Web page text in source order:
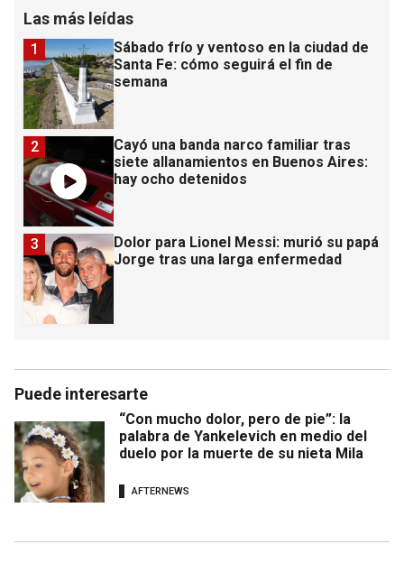
Las más leídas
Sábado frío y ventoso en la ciudad de
Santa Fe: cómo seguirá el fin de
semana
1
Cayó una banda narco familiar tras
siete allanamientos en Buenos Aires:
hay ocho detenidos
2
Dolor para Lionel Messi: murió su papá
Jorge tras una larga enfermedad
3
Puede interesarte
“Con mucho dolor, pero de pie”: la
palabra de Yankelevich en medio del
duelo por la muerte de su nieta Mila
AFTERNEWS